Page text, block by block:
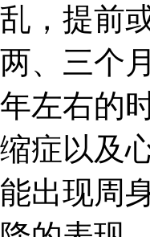
乱，提前
两、三个
年左右的
缩症以及
能出现周